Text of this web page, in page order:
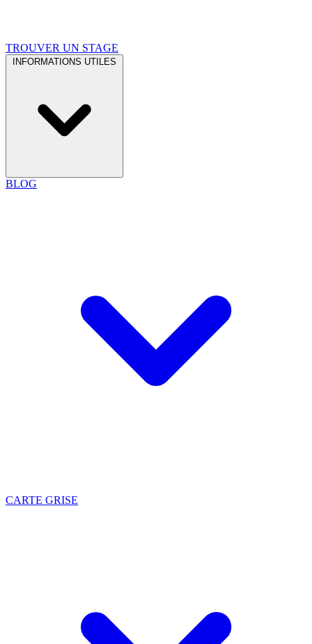
TROUVER UN STAGE
INFORMATIONS UTILES
BLOG
CARTE GRISE